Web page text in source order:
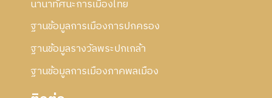
นานาทัศนะการเมืองไทย
ฐานข้อมูลการเมืองการปกครอง
ฐานข้อมูลรางวัลพระปกเกล้า
ฐานข้อมูลการเมืองภาคพลเมือง